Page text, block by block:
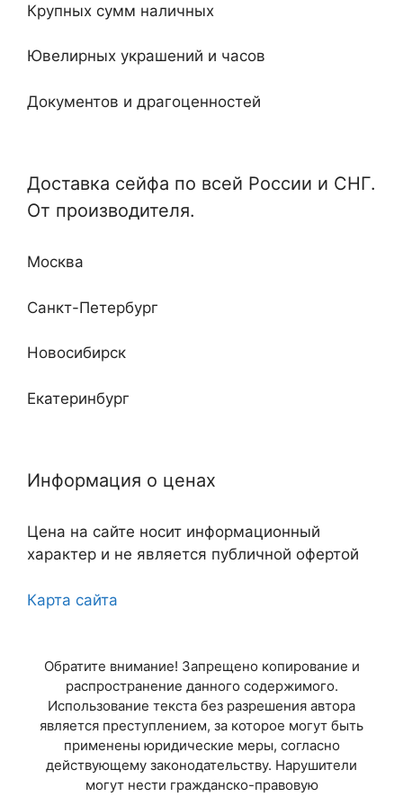
Кабинетные
Недорогие
Крупных сумм наличных
Ювелирных украшений и часов
Документов и драгоценностей
Отдельные и монтируемые
и огню
Доставка сейфа по всей России и СНГ.
От производителя.
Москва
Санкт-Петербург
Новосибирск
Екатеринбург
Казань
Самара
Ростов-на-Дону
Уфа
Красноярск
Информация о ценах
Цена на сайте носит информационный
характер и не является публичной офертой
Карта сайта
Обратите внимание! Запрещено копирование и
распространение данного содержимого.
Использование текста без разрешения автора
является преступлением, за которое могут быть
применены юридические меры, согласно
действующему законодательству. Нарушители
могут нести гражданско-правовую